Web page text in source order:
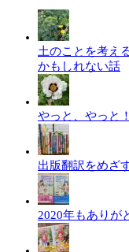
土のことを考え
かもしれない話
やっと、やっと！
出版翻訳をめざ
2020年もありが